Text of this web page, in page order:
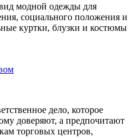
модной одежды для
социального положения и
куртки, блузки и костюмы
дело, которое
доверяют, а предпочитают
торговых центров,